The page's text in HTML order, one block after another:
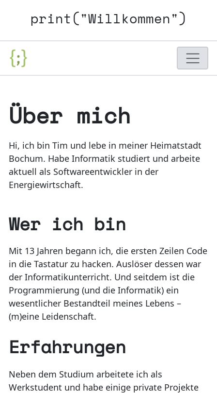
print("Willkommen")
Über mich
Hi, ich bin Tim und lebe in meiner Heimatstadt
Bochum. Habe Informatik studiert und arbeite
aktuell als Softwareentwickler in der
Energiewirtschaft.
Wer ich bin
Mit 13 Jahren begann ich, die ersten Zeilen Code
in die Tastatur zu hacken. Auslöser dessen war
der Informatikunterricht. Und seitdem ist die
Programmierung (und die Informatik) ein
wesentlicher Bestandteil meines Lebens –
(m)eine Leidenschaft.
Erfahrungen
Neben dem Studium arbeitete ich als
Werkstudent und habe einige private Projekte